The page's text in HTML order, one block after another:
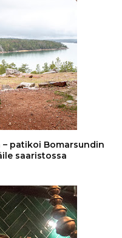
patikoi Bomarsundin
saaristossa